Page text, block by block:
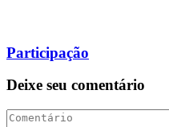
Participação
Deixe seu comentário